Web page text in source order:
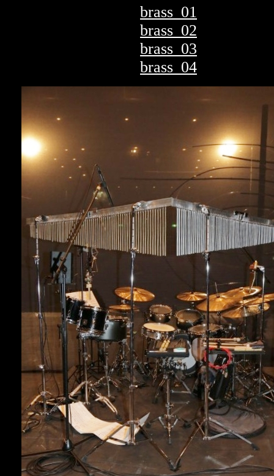
brass_01
brass_02
brass_03
brass_04